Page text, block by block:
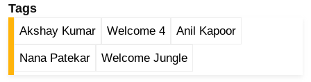
ऑ
टो
व
Tags
Akshay Kumar Welcome 4 Anil Kapoor
Nana Patekar Welcome Jungle